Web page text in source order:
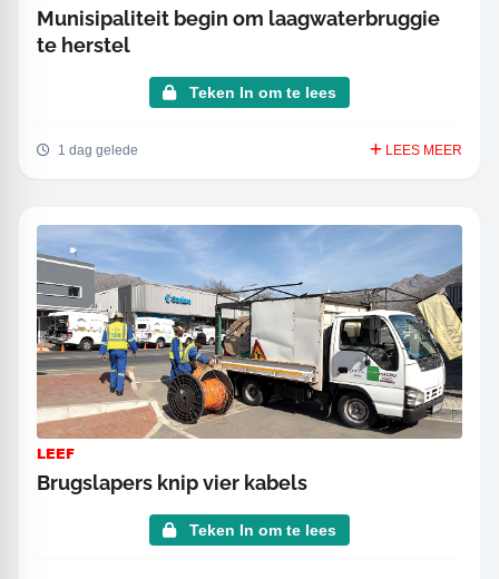
Munisipaliteit begin om laagwaterbruggie
te herstel
Teken In om te lees
1 dag gelede LEES MEER
LEEF
Brugslapers knip vier kabels
Teken In om te lees